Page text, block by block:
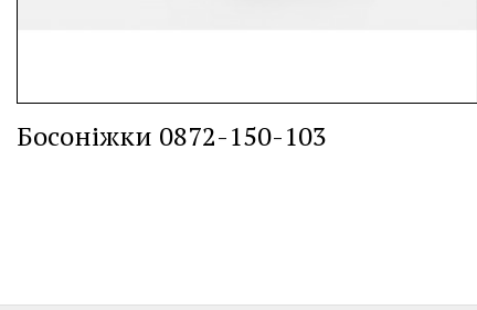
Босоніжки 0872-150-103